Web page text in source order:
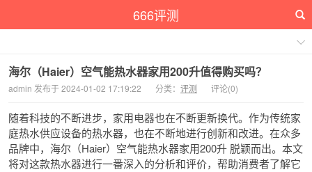
666评测
海尔（Haier）空气能热水器家用200升值得购买吗？
admin 发布于 2024-01-02 17:19:22 分类： 评测 评论(0)
随着科技的不断进步，家用电器也在不断更新换代。作为传统家
庭热水供应设备的热水器，也在不断地进行创新和改进。在众多
品牌中，海尔（Haier）空气能热水器家用200升 脱颖而出。本文
将对这款热水器进行一番深入的分析和评价，帮助消费者了解它